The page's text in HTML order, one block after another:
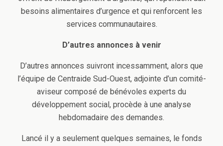
besoins alimentaires d’urgence et qui renforcent les
services communautaires.
D’autres annonces à venir
D’autres annonces suivront incessamment, alors que
l’équipe de Centraide Sud-Ouest, adjointe d’un comité-
aviseur composé de bénévoles experts du
développement social, procède à une analyse
hebdomadaire des demandes.
Lancé il y a seulement quelques semaines, le fonds